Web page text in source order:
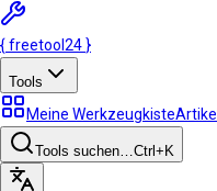
{freetool 24 }
Tools
Meine WerkzeugkisteArtikel
Tools suchen…Ctrl +K